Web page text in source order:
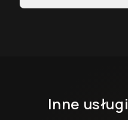
Inne usługi